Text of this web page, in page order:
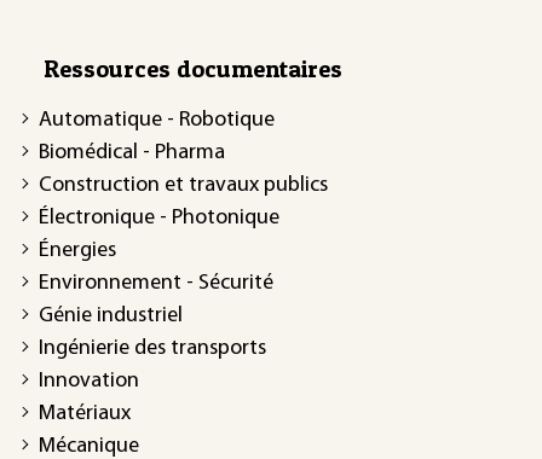
Ressources documentaires
Automatique - Robotique
Biomédical - Pharma
Construction et travaux publics
Électronique - Photonique
Énergies
Environnement - Sécurité
Génie industriel
Ingénierie des transports
Innovation
Matériaux
Mécanique